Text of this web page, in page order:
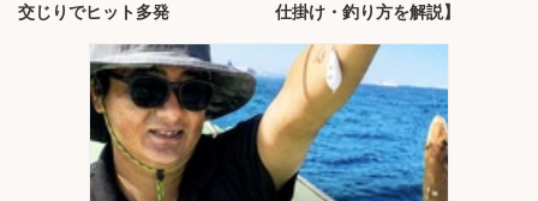
交じりでヒット多発
仕掛け・釣り方を解説】